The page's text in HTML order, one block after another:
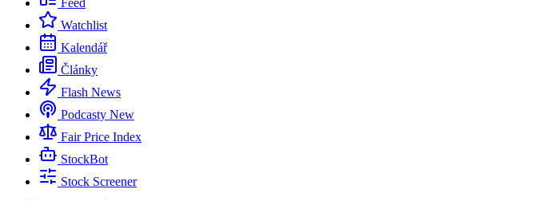
Feed
Watchlist
Kalendář
Články
Flash News
Podcasty New
Fair Price Index
StockBot
Stock Screener